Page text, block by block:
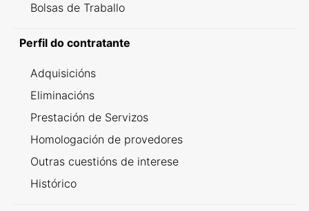
Bolsas de Traballo
Perfil do contratante
Adquisicións
Eliminacións
Prestación de Servizos
Homologación de provedores
Outras cuestións de interese
Histórico